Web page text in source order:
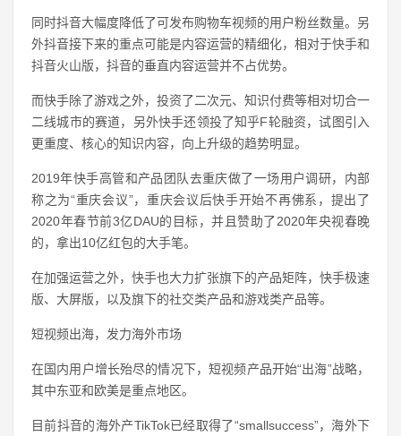
同时抖音大幅度降低了可发布购物车视频的用户粉丝数量。另
外抖音接下来的重点可能是内容运营的精细化，相对于快手和
抖音火山版，抖音的垂直内容运营并不占优势。
而快手除了游戏之外，投资了二次元、知识付费等相对切合一
二线城市的赛道，另外快手还领投了知乎F轮融资，试图引入
更重度、核心的知识内容，向上升级的趋势明显。
2019年快手高管和产品团队去重庆做了一场用户调研，内部
称之为“重庆会议”，重庆会议后快手开始不再佛系，提出了
2020年春节前3亿DAU的目标，并且赞助了2020年央视春晚
的，拿出10亿红包的大手笔。
在加强运营之外，快手也大力扩张旗下的产品矩阵，快手极速
版、大屏版，以及旗下的社交类产品和游戏类产品等。
短视频出海，发力海外市场
在国内用户增长殆尽的情况下，短视频产品开始“出海”战略，
其中东亚和欧美是重点地区。
目前抖音的海外产TikTok已经取得了“smallsuccess”，海外下